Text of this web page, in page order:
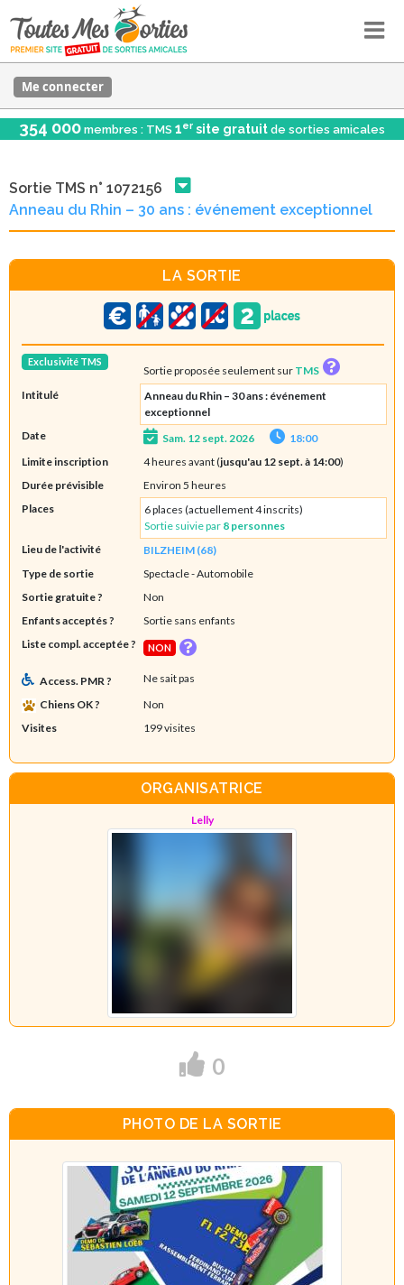
Me connecter
354 000 membres : TMS 1er site gratuit de sorties amicales
Sortie TMS n° 1072156
Anneau du Rhin – 30 ans : événement exceptionnel
LA SORTIE
Exclusivité TMS
Sortie proposée seulement sur TMS
Intitulé
Anneau du Rhin – 30 ans : événement
exceptionnel
Date
Sam. 12 sept. 2026
18:00
Limite inscription
4 heures avant (jusqu'au 12 sept. à 14:00)
Durée prévisible
Environ 5 heures
Places
6 places (actuellement 4 inscrits)
Sortie suivie par 8 personnes
Lieu de l'activité
BILZHEIM (68)
Type de sortie
Spectacle- Automobile
Sortie gratuite ?
Non
Enfants acceptés ?
Sortie sans enfants
Liste compl. acceptée ?
NON
Access. PMR ?
Ne sait pas
Chiens OK ?
Non
Visites
199 visites
ORGANISATRICE
Lelly
0
PHOTO DE LA SORTIE